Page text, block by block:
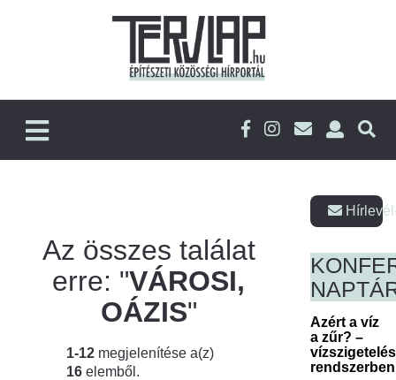
Az összes találat
erre: "VÁROSI,
OÁZIS"
1-12 megjelenítése a(z)
16 elemből.
Azért a víz
a zűr? –